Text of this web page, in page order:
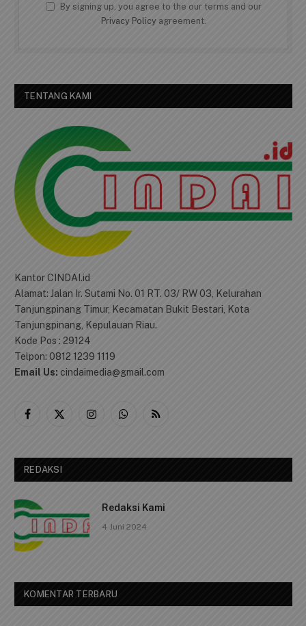
By signing up, you agree to the our terms and our
Privacy Policyagreement.
TENTANG KAMI
Kantor CINDAI.id
Alamat: Jalan Ir. Sutami No. 01 RT. 03/ RW 03, Kelurahan
Tanjungpinang Timur, Kecamatan Bukit Bestari, Kota
Tanjungpinang, Kepulauan Riau.
Kode Pos : 29124
Telpon: 0812 1239 1119
Email Us: cindaimedia@gmail.com
Facebook
X
InstagramWhatsApp
RSS
REDAKSI
Redaksi Kami
4 Juni 2024
KOMENTAR TERBARU